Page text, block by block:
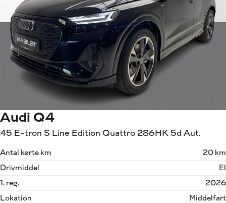
Audi Q4
45 E-tron S Line Edition Quattro 286HK 5d Aut.
Antal kørte km
20 km
Drivmiddel
El
1. reg.
2026
Lokation
Middelfart